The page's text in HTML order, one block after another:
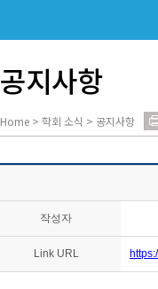
공지사항
Home > 학회 소식 > 공지사항
작성자
Link URL